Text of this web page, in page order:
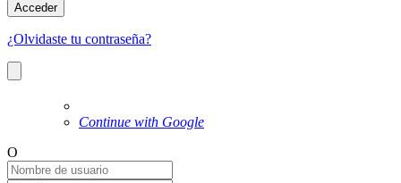
Acceder
¿Olvidaste tu contraseña?
Continue with Google
O